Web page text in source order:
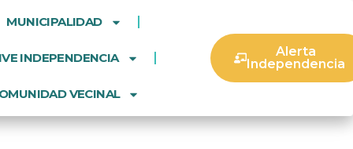
MUNICIPALIDAD
INDEPENDENCIA
VECINAL
Alerta
Independencia